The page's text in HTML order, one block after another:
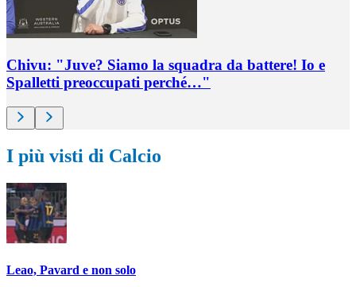
Chivu: "Juve? Siamo la squadra da battere! Io e
Spalletti preoccupati perché…"
I più visti di Calcio
Leao, Pavard e non solo